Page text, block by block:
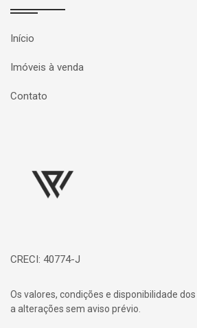
Início
Imóveis à venda
Contato
CRECI: 40774-J
Os valores, condições e disponibilidade
a alterações sem aviso prévio.